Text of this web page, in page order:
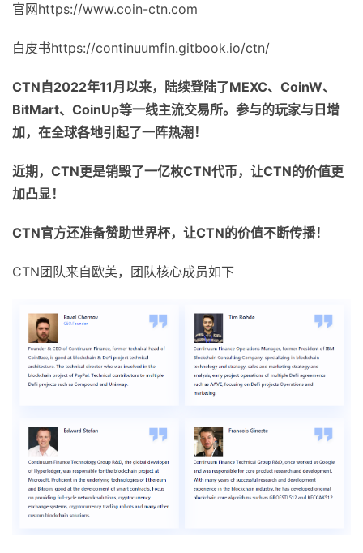
官网https://www.coin-ctn.com
白皮书https://continuumfin.gitbook.io/ctn/
CTN自2022年11月以来，陆续登陆了MEXC、 CoinW、
BitMart、 CoinUp等一线主流交易所。参与的玩家与日增
加，在全球各地引起了一阵热潮！
近期， CTN更是销毁了一亿枚CTN代币，让CTN的价值更
加凸显！
CTN官方还准备赞助世界杯，让CTN的价值不断传播！
CTN团队来自欧美，团队核心成员如下